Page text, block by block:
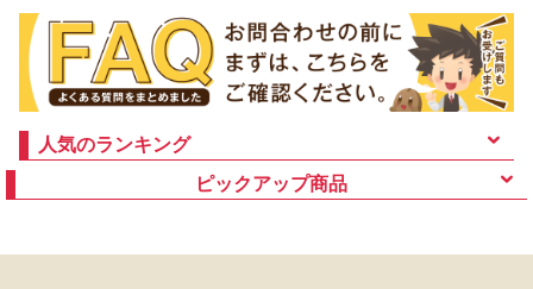
人気のランキング
ピックアップ商品